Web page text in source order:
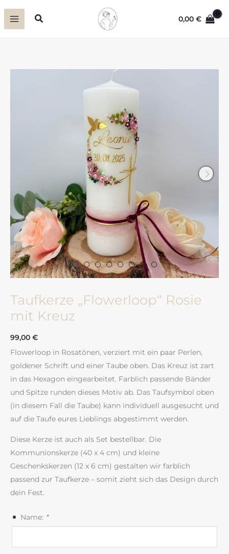
Inhalt
Suchen 0,00€
Taufkerze „Flowerloop“ Rosie
mit Kreuz
99,00 €
Flowerloop in Rosatönen, verziert mit ein paar Perlen,
goldener Schrift und einer Taube oben. Das Kreuz ist zart
in das Hexagon eingearbeitet. Farblich passende Bänder
und Spitze runden dieses Motiv ab. Das Taufsymbol oben
(in diesem Fall die Taube) kann individuell ausgesucht und
auf die Taufe eures Lieblings abgestimmt werden.
Diese Kerze ist auch als Set bestellbar. Die
Kommunionskerze (40 x 4 cm) und kleine
Geschenkskerzen (12 x 6 cm) gestalten wir farblich
passend zur Taufkerze – somit zieht sich das Design durch
dein Fest.
Name: *